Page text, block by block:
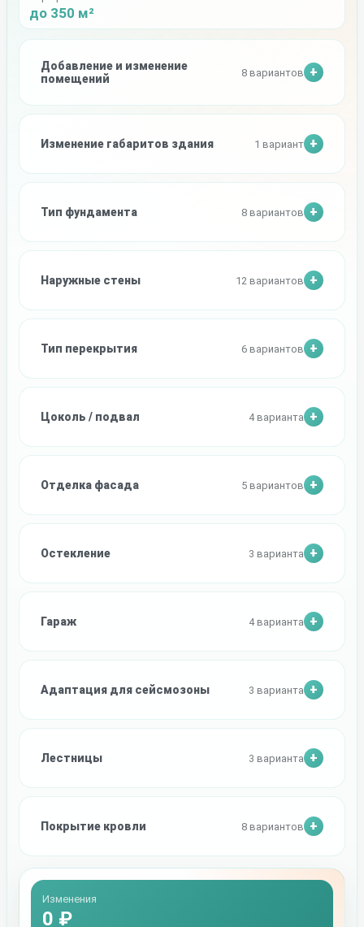
до 350 м²
Добавление и изменение
помещений
8 вариантов
Изменение габаритов здания 1 вариант
Тип фундамента 8 вариантов
Наружные стены 12 вариантов
Тип перекрытия 6 вариантов
Цоколь / подвал 4 варианта
Отделка фасада 5 вариантов
Остекление 3 варианта
Гараж 4 варианта
Адаптация для сейсмозоны 3 варианта
Лестницы 3 варианта
Покрытие кровли 8 вариантов
Изменения
0 ₽